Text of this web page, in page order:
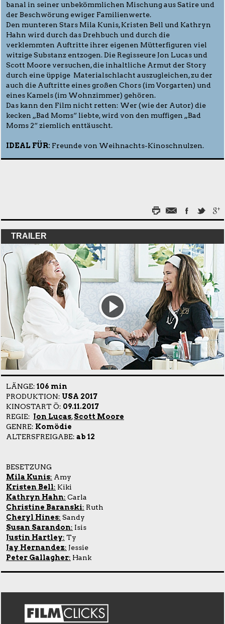
banal in seiner unbekömmlichen Mischung aus Satire und
der Beschwörung ewiger Familienwerte.
Den munteren Stars Mila Kunis, Kristen Bell und Kathryn
Hahn wird durch das Drehbuch und durch die
verklemmten Auftritte ihrer eigenen Mütterfiguren viel
witzige Substanz entzogen. Die Regisseure Jon Lucas und
Scott Moore versuchen, die inhaltliche Armut der Story
durch eine üppige Materialschlacht auszugleichen, zu der
auch die Auftritte eines großen Chors (im Vorgarten) und
eines Kamels (im Wohnzimmer) gehören.
Das kann den Film nicht retten: Wer (wie der Autor) die
kecken „Bad Moms“ liebte, wird von den muffigen „Bad
Moms 2“ ziemlich enttäuscht.
IDEAL FÜR: Freunde von Weihnachts-Kinoschnulzen.
TRAILER
LÄNGE: 106 min
PRODUKTION: USA 2017
KINOSTART Ö: 09.11.2017
REGIE: Jon Lucas,Scott Moore
GENRE: Komödie
ALTERSFREIGABE: ab 12
BESETZUNG
Mila Kunis: Amy
Kristen Bell: Kiki
Kathryn Hahn: Carla
Christine Baranski: Ruth
Cheryl Hines: Sandy
Susan Sarandon: Isis
Justin Hartley: Ty
Jay Hernandez: Jessie
Peter Gallagher: Hank